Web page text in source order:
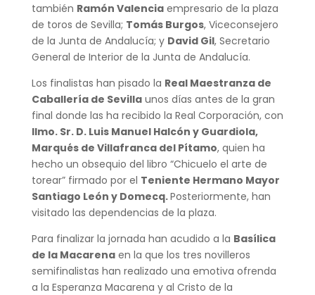
también Ramón Valenciaempresario de la plaza
de toros de Sevilla; Tomás Burgos, Viceconsejero
de la Junta de Andalucía; y David Gil, Secretario
General de Interior de la Junta de Andalucía.
Los finalistas han pisado la Real Maestranza de
Caballería de Sevillaunos días antes de la gran
final donde las ha recibido la Real Corporación, con
Ilmo. Sr. D. Luis Manuel Halcón y Guardiola,
Marqués de Villafranca del Pítamo, quien ha
hecho un obsequio del libro “Chicuelo el arte de
torear” firmado por el Teniente Hermano Mayor
Santiago León y Domecq.Posteriormente, han
visitado las dependencias de la plaza.
Para finalizar la jornada han acudido a la Basílica
de la Macarenaen la que los tres novilleros
semifinalistas han realizado una emotiva ofrenda
a la Esperanza Macarena y al Cristo de la